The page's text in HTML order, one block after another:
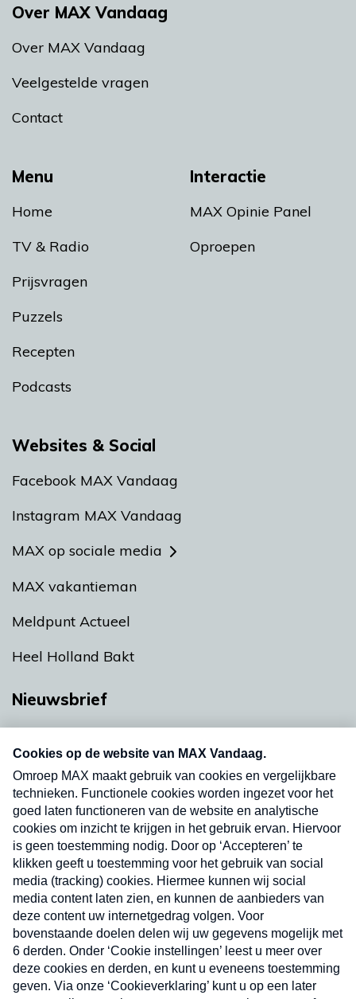
Menu
Home
TV & Radio
Prijsvragen
Puzzels
Recepten
Podcasts
Interactie
MAX Opinie Panel
Oproepen
Over MAX Vandaag
Over MAX Vandaag
Veelgestelde vragen
Contact
Websites & Social
Facebook MAX Vandaag
Instagram MAX Vandaag
MAX op sociale media
MAX vakantieman
Meldpunt Actueel
Heel Holland Bakt
Nieuwsbrief
nieuwsbrief. Elke vrijdag- en dinsdagochtend in
uw mailbox.
Verzend
Nieuwsbrief